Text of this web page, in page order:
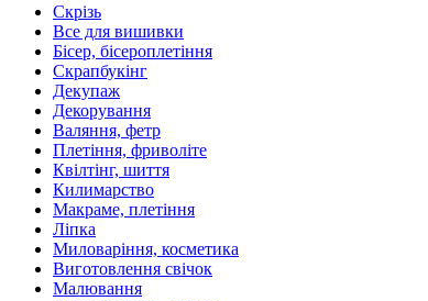
Скрізь
Все для вишивки
Бісер, бісероплетіння
Скрапбукінг
Декупаж
Декорування
Валяння, фетр
Плетіння, фриволіте
Квілтінг, шиття
Килимарство
Макраме, плетіння
Ліпка
Миловаріння, косметика
Виготовлення свічок
Малювання